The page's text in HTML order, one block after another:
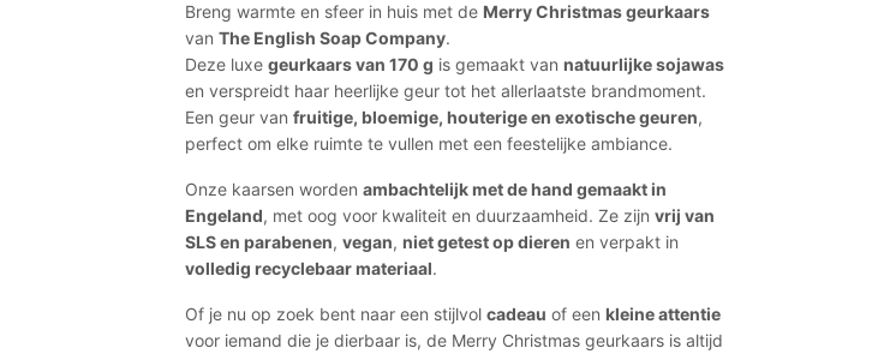
Breng warmte en sfeer in huis met de Merry Christmas geurkaars
vanThe English Soap Company.
Deze luxegeurkaars van 170 g is gemaakt vannatuurlijke sojawas
en verspreidt haar heerlijke geur tot het allerlaatste brandmoment.
Een geur vanfruitige, bloemige, houterige en exotische geuren,
perfect om elke ruimte te vullen met een feestelijke ambiance.
Onze kaarsen wordenambachtelijk met de hand gemaakt in
Engeland, met oog voor kwaliteit en duurzaamheid. Ze zijnvrij van
SLS en parabenen,vegan,niet getest op dieren en verpakt in
volledig recyclebaar materiaal.
Of je nu op zoek bent naar een stijlvolcadeau of eenkleine attentie
voor iemand die je dierbaar is, de Merry Christmas geurkaars is altijd